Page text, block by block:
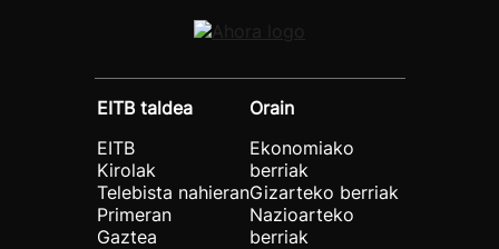
EITB taldea
EITB
Kirolak
Telebista nahieran
Primeran
Gaztea
Orain
Ekonomiako
berriak
Gizarteko berriak
Nazioarteko
berriak